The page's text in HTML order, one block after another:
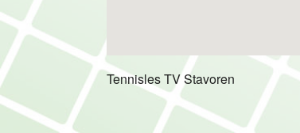
Tennisles TV Stavoren